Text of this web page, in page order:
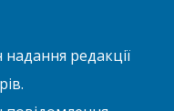
надання редакції